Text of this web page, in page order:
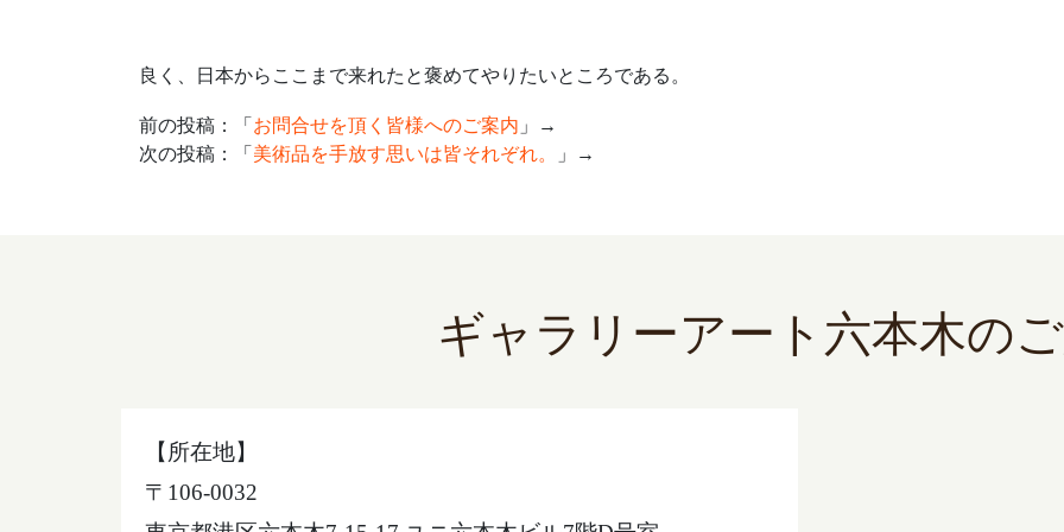
良く、日本からここまで来れたと褒めてやりたいところである。
前の投稿：「 お問合せを頂く皆様へのご案内 」→
次の投稿：「 美術品を手放す思いは皆それぞれ。 」→
ギャラリーアート六本木の
【所在地】
〒106-0032